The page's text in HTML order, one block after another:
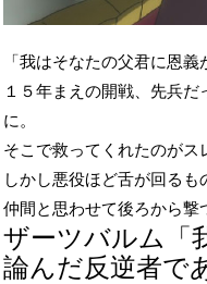
「我はそなたの父君に恩
１５年まえの開戦、先兵
に。
そこで救ってくれたのがス
しかし悪役ほど舌が回るも
仲間と思わせて後ろから撃
ザーツバルム「
論んだ反逆者で